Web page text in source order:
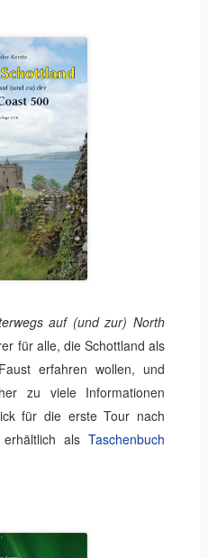
auf (und zur) North
für alle, die Schottland als
erfahren wollen, und
zu viele Informationen
für die erste Tour nach
erhältlich alsTaschenbuch